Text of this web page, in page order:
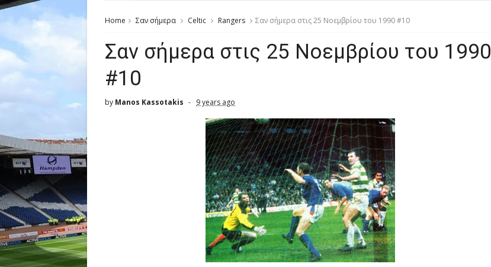
Home Σαν σήμερα Celtic Rangers Σαν σήμερα στις 25 Νοεμβρίου του 1990 #10
Σαν σήμερα στις 25 Νοεμβρίου του 1990
#10
by Manos Kassotakis 9 years ago